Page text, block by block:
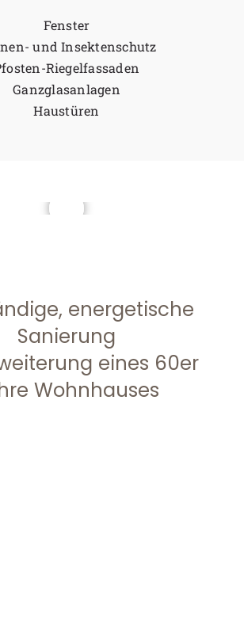
Fenster
und Insektenschutz
Riegelfassaden
Ganzglasanlagen
Haustüren
energetische
Sanierung
eines 60er
Wohnhauses